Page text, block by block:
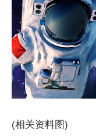
(相关资料图)